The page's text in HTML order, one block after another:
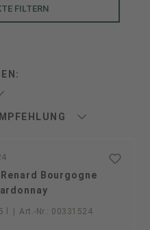
FILTERN
Renard Bourgogne
l Art.-Nr.: 00331524